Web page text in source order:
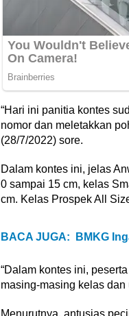
“Hari ini panitia kontes
nomor dan meletakkan
(28/7/2022) sore.
Dalam kontes ini, jelas
0 sampai 15 cm, kelas
cm. Kelas Prospek All
BACA JUGA: BMKG
“Dalam kontes ini,
masing-masing kelas
Menurutnya, antusias